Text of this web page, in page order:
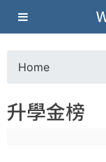
葳
格
高
o
Home
升學金榜